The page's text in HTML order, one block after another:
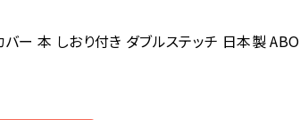
ー 本 しおり付き ダブルステッチ 日本製 ABO